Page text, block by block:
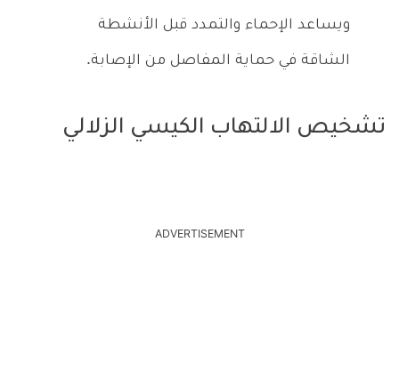
ويساعد الإحماء والتمدد قبل الأنشطة
الشاقة في حماية المفاصل من الإصابة.
تشخيص الالتهاب الكيسي الزلالي
ADVERTISEMENT